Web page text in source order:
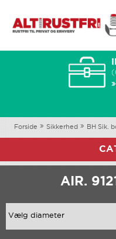
Forside Sikkerhed BH Sik.
AIR.